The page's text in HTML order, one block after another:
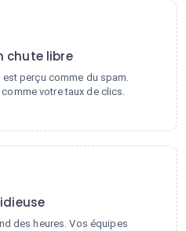
chute libre
perçu comme du spam.
votre taux de clics.
des heures. Vos équipes